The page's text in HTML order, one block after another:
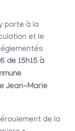
porte à la
et le
de 15h15 à
Jean-Marie
de la